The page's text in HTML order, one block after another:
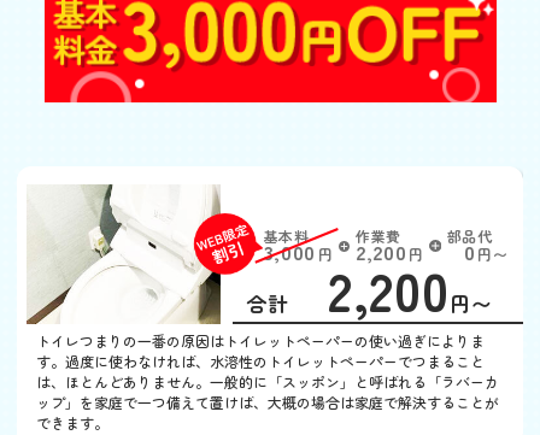
基本料
3,000 円 W
EB
限
定
割
引
作業費
2,200 円
部品代
0円〜
合計 2,200 円〜
トイレつまりの一番の原因はトイレットペーパーの使い過ぎによりま
す。過度に使わなければ、水溶性のトイレットペーパーでつまること
は、ほとんどありません。一般的に「スッポン」と呼ばれる「ラバーカ
ップ」を家庭で一つ備えて置けば、大概の場合は家庭で解決することが
できます。